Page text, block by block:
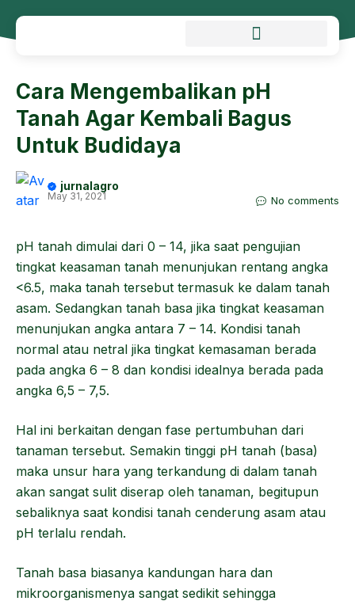
Cara Mengembalikan pH
Tanah Agar Kembali Bagus
Untuk Budidaya
jurnalagro
May 31, 2021 No comments
pH tanah dimulai dari 0 – 14, jika saat pengujian
tingkat keasaman tanah menunjukan rentang angka
<6.5, maka tanah tersebut termasuk ke dalam tanah
asam. Sedangkan tanah basa jika tingkat keasaman
menunjukan angka antara 7 – 14. Kondisi tanah
normal atau netral jika tingkat kemasaman berada
pada angka 6 – 8 dan kondisi idealnya berada pada
angka 6,5 – 7,5.
Hal ini berkaitan dengan fase pertumbuhan dari
tanaman tersebut. Semakin tinggi pH tanah (basa)
maka unsur hara yang terkandung di dalam tanah
akan sangat sulit diserap oleh tanaman, begitupun
sebaliknya saat kondisi tanah cenderung asam atau
pH terlalu rendah.
Tanah basa biasanya kandungan hara dan
mikroorganismenya sangat sedikit sehingga